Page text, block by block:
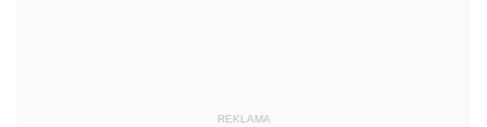
REKLAMA